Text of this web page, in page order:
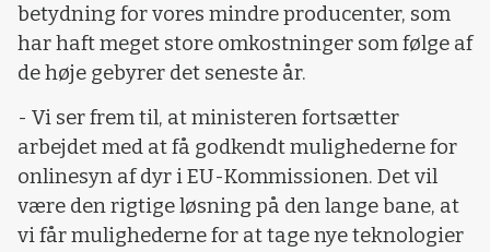
betydning for vores mindre producenter, som
har haft meget store omkostninger som følge af
de høje gebyrer det seneste år.
- Vi ser frem til, at ministeren fortsætter
arbejdet med at få godkendt mulighederne for
onlinesyn af dyr i EU-Kommissionen. Det vil
være den rigtige løsning på den lange bane, at
vi får mulighederne for at tage nye teknologier